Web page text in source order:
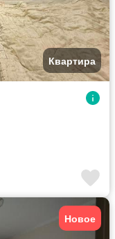
Квартира
Новое